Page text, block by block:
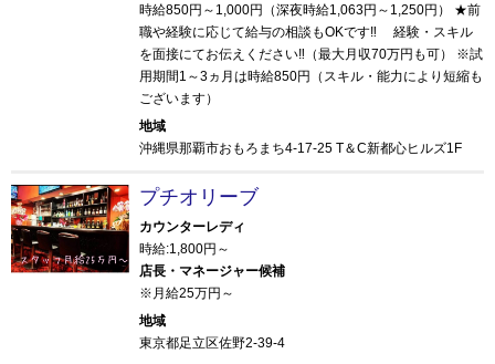
時給850円～1,000円（深夜時給1,063円～1,250円） ★前
職や経験に応じて給与の相談もOKです‼ 経験・スキル
を面接にてお伝えください‼（最大月収70万円も可） ※試
用期間1～3ヵ月は時給850円（スキル・能力により短縮も
ございます）
地域
沖縄県那覇市おもろまち4-17-25 T＆C新都心ヒルズ1F
プチオリーブ
カウンターレディ
時給:1,800円～
店長・マネージャー候補
※月給25万円～
地域
東京都足立区佐野2-39-4